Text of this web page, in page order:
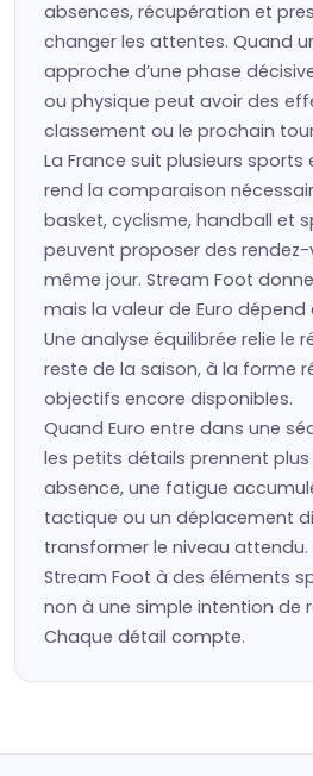
absences, récupération et
changer les attentes. Quand
approche d’une phase
ou physique peut avoir des
classement ou le prochain
La France suit plusieurs sports
rend la comparaison
basket, cyclisme, handball et
peuvent proposer des
même jour. Stream Foot
mais la valeur de Euro dépend
Une analyse équilibrée relie le
reste de la saison, à la forme
objectifs encore disponibles.
Quand Euro entre dans une
les petits détails prennent plus
absence, une fatigue
tactique ou un déplacement
transformer le niveau attendu.
Stream Foot à des éléments
non à une simple intention de
Chaque détail compte.